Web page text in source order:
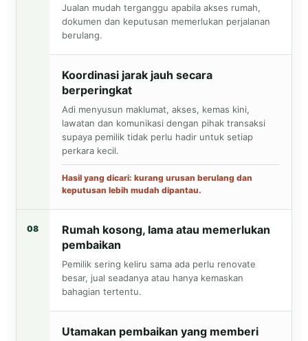
Jualan mudah terganggu apabila akses rumah,
dokumen dan keputusan memerlukan perjalanan
berulang.
Koordinasi jarak jauh secara
berperingkat
Adi menyusun maklumat, akses, kemas kini,
lawatan dan komunikasi dengan pihak transaksi
supaya pemilik tidak perlu hadir untuk setiap
perkara kecil.
Hasil yang dicari: kurang urusan berulang dan
keputusan lebih mudah dipantau.
08
Rumah kosong, lama atau memerlukan
pembaikan
Pemilik sering keliru sama ada perlu renovate
besar, jual seadanya atau hanya kemaskan
bahagian tertentu.
Utamakan pembaikan yang memberi